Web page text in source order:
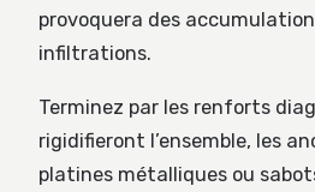
provoquera des
infiltrations.
Terminez par les renforts
rigidifieront l’ensemble, les
platines métalliques ou